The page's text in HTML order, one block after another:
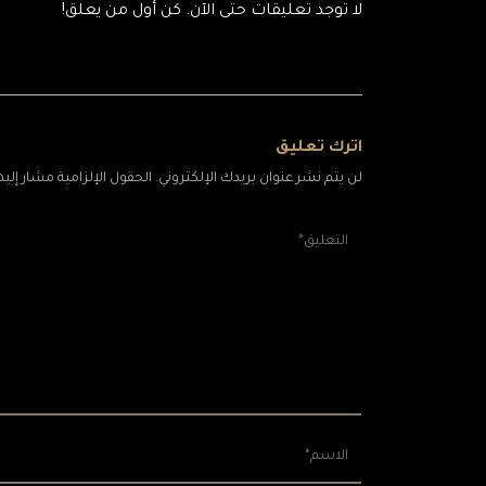
لا توجد تعليقات حتى الآن. كن أول من يعلق!
اترك تعليق
لن يتم نشر عنوان بريدك الإلكتروني. الحقول الإلزامية مشار